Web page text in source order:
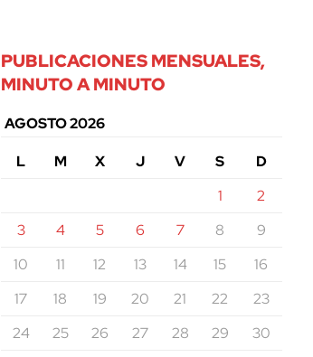
PUBLICACIONES MENSUALES,
MINUTO A MINUTO
AGOSTO 2026
L
M X J V S
D
1
2
3
4 5 6 7 8
9
10
11 12 13 14 15
16
17
18 19 20 21 22
23
24
25 26 27 28 29
30